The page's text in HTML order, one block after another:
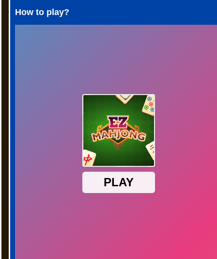
How to play?